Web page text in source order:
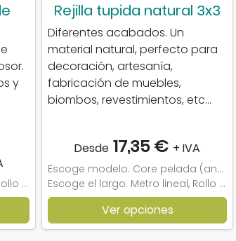
y
Escoge el largo: Metro lineal, Rollo 15 m/l, Muestra
Rejilla tupida natural 3x3
Diferentes acabados. Un
material natural, perfecto para
decoración, artesanía,
fabricación de muebles,
biombos, revestimientos, etc...
Desde 17,35 € + IVA
Escoge modelo: Core pelada (ancho 61cm), Con piel (ancho 46cm), Con piel (ancho 81cm), Con piel sin blanquear (ancho 81cm)
Escoge el largo: Metro lineal, Rollo completo (15 m/l), Muestra
Ver opciones